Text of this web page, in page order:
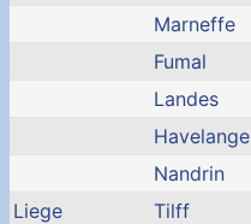
Marneffe
Fumal
Landes
Havelange
Nandrin
Liege
Tilff